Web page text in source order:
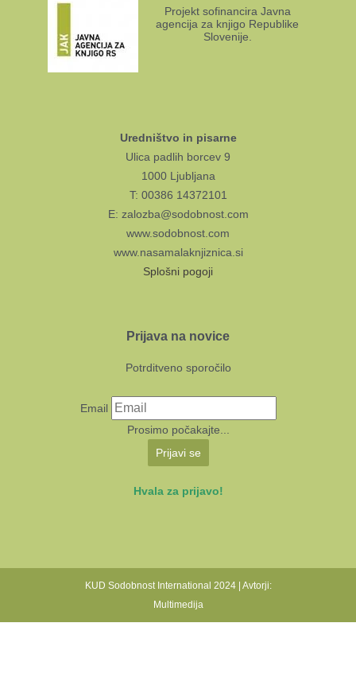
Projekt sofinancira Javna
agencija za knjigo Republike
Slovenije.
Uredništvo in pisarne
Ulica padlih borcev 9
1000 Ljubljana
T: 00386 14372101
E: zalozba@sodobnost.com
www.sodobnost.com
www.nasamalaknjiznica.si
Splošni pogoji
Prijava na novice
Potrditveno sporočilo
Email
Prosimo počakajte...
Prijavi se
Hvala za prijavo!
KUD Sodobnost International 2024 | Avtorji:
Multimedija